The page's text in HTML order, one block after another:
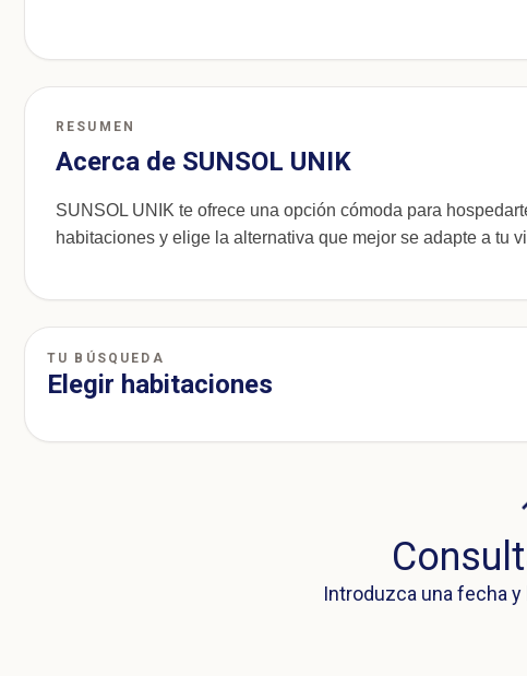
RESUMEN
Acerca de SUNSOL UNIK
SUNSOL UNIK te ofrece una opción cómoda para
habitaciones y elige la alternativa que mejor se adapte a tu
TU BÚSQUEDA
Elegir habitaciones
Introduzca una fecha